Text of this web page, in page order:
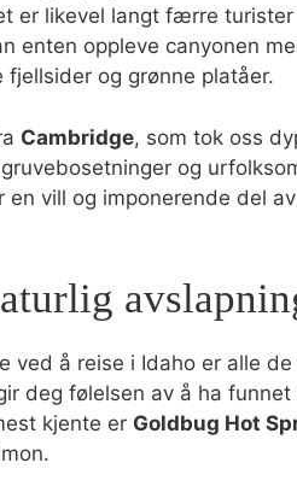
er likevel langt færre
enten oppleve canyonen
og grønne platåer.
Cambridge, som tok oss
og
vill og imponerende del
ved å reise i Idaho er alle
deg følelsen av å ha
kjente er Goldbug Hot